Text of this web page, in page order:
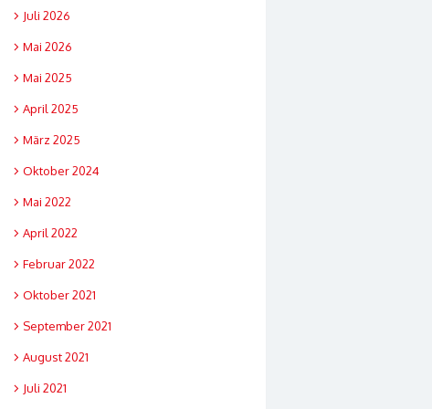
Juli 2026
Mai 2026
Mai 2025
April 2025
März 2025
Oktober 2024
Mai 2022
April 2022
Februar 2022
Oktober 2021
September 2021
August 2021
Juli 2021